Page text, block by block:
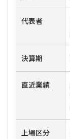
代表者
決算期
直近業績
上場区分